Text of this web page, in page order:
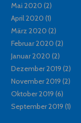
Mai 2020 (2)
April 2020 (1)
März 2020 (2)
Februar 2020 (2)
Januar 2020 (2)
Dezember 2019 (2)
November 2019 (2)
Oktober 2019 (6)
September 2019 (1)